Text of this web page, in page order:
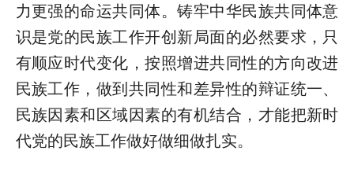
力更强的命运共同体。铸牢中华民族共同体意
识是党的民族工作开创新局面的必然要求，只
有顺应时代变化，按照增进共同性的方向改进
民族工作，做到共同性和差异性的辩证统一、
民族因素和区域因素的有机结合，才能把新时
代党的民族工作做好做细做扎实。